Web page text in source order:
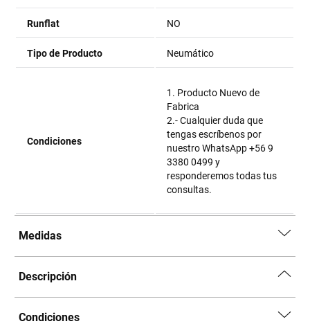
Runflat NO
Tipo de Producto Neumático
Condiciones
1. Producto Nuevo de
Fabrica
2.- Cualquier duda que
tengas escríbenos por
nuestro WhatsApp +56 9
3380 0499 y
responderemos todas tus
consultas.
Medidas
Descripción
Condiciones